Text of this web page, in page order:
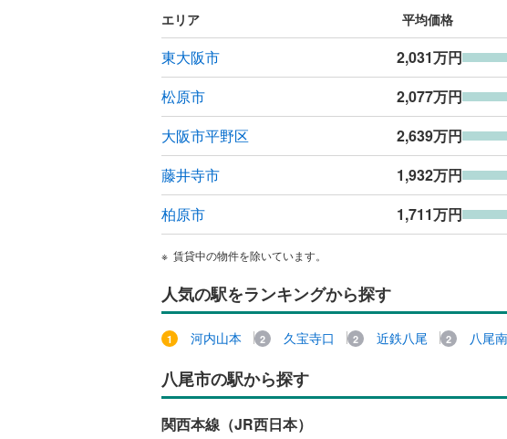
エリア 平均価格
東大阪市 2,031万円
松原市 2,077万円
大阪市平野区 2,639万円
藤井寺市 1,932万円
柏原市 1,711万円
賃貸中の物件を除いています。
人気の駅をランキングから探す
河内山本 久宝寺口 近鉄八尾 八尾南
八尾市の駅から探す
関西本線（JR西日本）
耐震、免震、制震構造
オンライン対応
オンライン内見(相談)可
オンライン対応とは？